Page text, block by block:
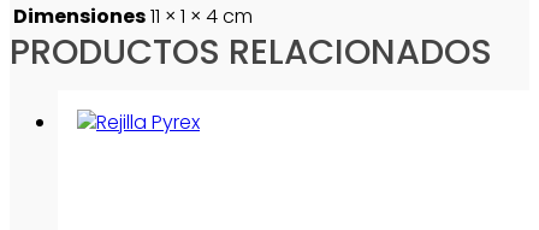
Dimensiones11 × 1 × 4 cm
PRODUCTOS RELACIONADOS